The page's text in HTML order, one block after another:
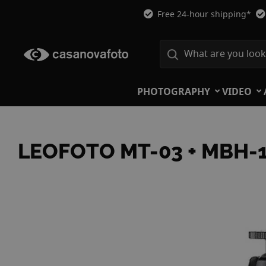
Free 24-hour shipping*
PHOTOGRAPHY VIDEO
LEOFOTO MT-03 +